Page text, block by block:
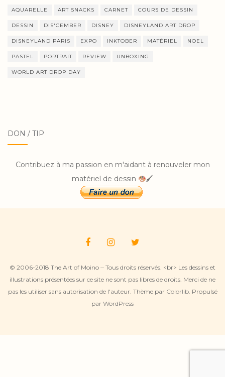
AQUARELLE ART SNACKS CARNET COURS DE DESSIN
DESSIN DIS'CEMBER DISNEY DISNEYLAND ART DROP
DISNEYLAND PARIS EXPO INKTOBER MATÉRIEL NOEL
PASTEL PORTRAIT REVIEW UNBOXING
WORLD ART DROP DAY
DON / TIP
Contribuez à ma passion en m'aidant à renouveler mon
matériel de dessin
🖌
© 2006-2018 The Art of Moino ⏤ Tous droits réservés. <br> Les dessins et
illustrations présentées sur ce site ne sont pas libres de droits. Merci de ne
pas les utiliser sans autorisation de l'auteur. Thème par Colorlib. Propulsé
par WordPress